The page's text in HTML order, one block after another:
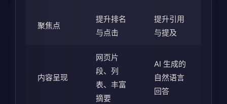
聚焦点
提升排名
与点击
提升引用
与提及
内容呈现
网页片
段、列
表、丰富
摘要
AI 生成的
自然语言
回答